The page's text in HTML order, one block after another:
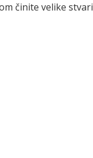
činite velike stvari